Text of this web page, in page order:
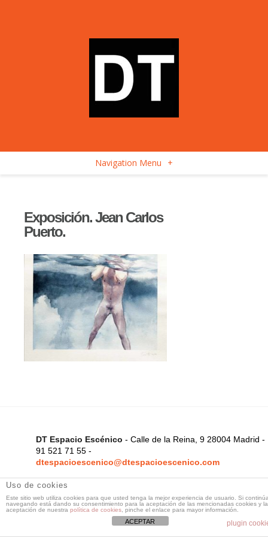
Navigation Menu +
Exposición. Jean Carlos
Puerto.
DT Espacio Escénico - Calle de la Reina, 9 28004 Madrid -
91 521 71 55 -
dtespacioescenico@dtespacioescenico.com
Uso de cookies
Este sitio web utiliza cookies para que usted tenga la mejor experiencia de usuario. Si
navegando está dando su consentimiento para la aceptación de las mencionadas cookies y la
aceptación de nuestra política de cookies , pinche el enlace para mayor información.
plugin
ACEPTAR